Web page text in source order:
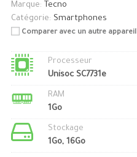
Marque: Tecno
Catégorie: Smartphones
Comparer avec un autre appareil
Processeur
Unisoc SC7731e
RAM
1Go
Stockage
1Go, 16Go